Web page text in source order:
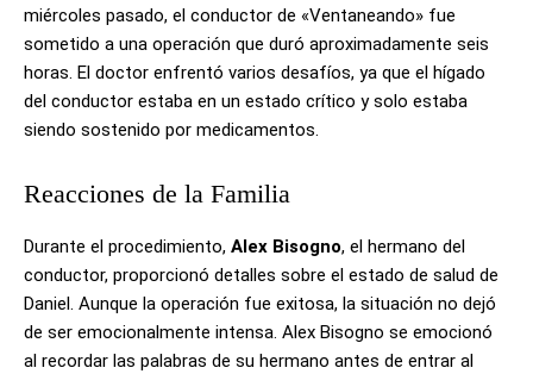
miércoles pasado, el conductor de «Ventaneando» fue
sometido a una operación que duró aproximadamente seis
horas. El doctor enfrentó varios desafíos, ya que el hígado
del conductor estaba en un estado crítico y solo estaba
siendo sostenido por medicamentos.
Reacciones de la Familia
Durante el procedimiento, Alex Bisogno, el hermano del
conductor, proporcionó detalles sobre el estado de salud de
Daniel. Aunque la operación fue exitosa, la situación no dejó
de ser emocionalmente intensa. Alex Bisogno se emocionó
al recordar las palabras de su hermano antes de entrar al